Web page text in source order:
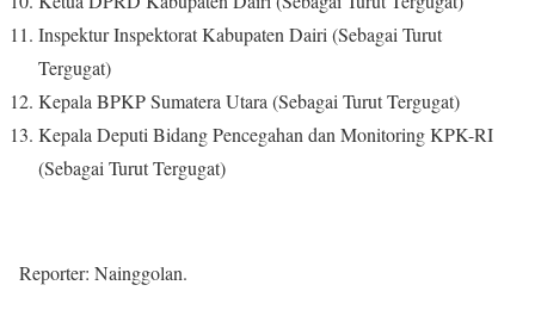
Inspektur Inspektorat Kabupaten Dairi (Sebagai Turut
Tergugat)
Kepala BPKP Sumatera Utara (Sebagai Turut Tergugat)
Kepala Deputi Bidang Pencegahan dan Monitoring KPK-RI
(Sebagai Turut Tergugat)
Reporter: Nainggolan.